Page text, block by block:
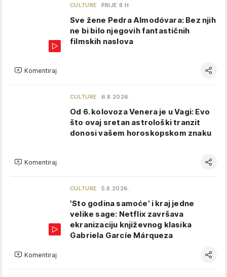
CULTURE PRIJE 8 H
Sve žene Pedra Almodóvara: Bez njih
ne bi bilo njegovih fantastičnih
filmskih naslova
Komentiraj
CULTURE 6.8.2026.
Od 6. kolovoza Venera je u Vagi: Evo
što ovaj sretan astrološki tranzit
donosi vašem horoskopskom znaku
Komentiraj
CULTURE 5.8.2026.
'Sto godina samoće' i kraj jedne
velike sage: Netflix završava
ekranizaciju književnog klasika
Gabriela Garcíe Márqueza
Komentiraj